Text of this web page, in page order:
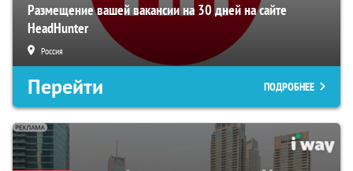
Размещение вашей вакансии на 30 дней на сайте
HeadHunter
Россия
Перейти ПОДРОБНЕЕ